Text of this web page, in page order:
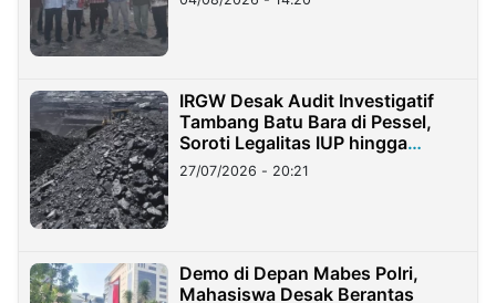
IRGW Desak Audit Investigatif
Tambang Batu Bara di Pessel,
Soroti Legalitas IUP hingga
Stockpile
27/07/2026 - 20:21
Demo di Depan Mabes Polri,
Mahasiswa Desak Berantas